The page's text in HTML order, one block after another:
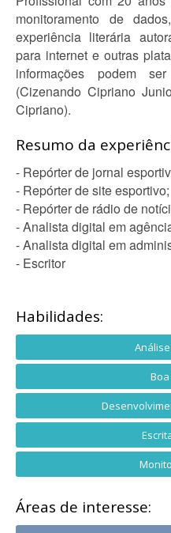
monitoramento de
experiência literária
para internet e outras
informações podem
(Cizenando Cipriano
Cipriano).
Resumo da
- Repórter de jornal
- Repórter de site esportivo;
- Repórter de rádio de
- Analista digital em
- Analista digital em
- Escritor
Habilidades:
Áreas de interesse: